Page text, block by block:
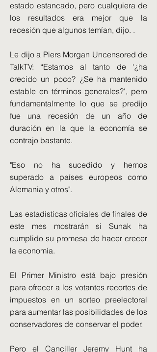
estado estancado, pero cualquiera de
los resultados era mejor que la
recesión que algunos temían, dijo. .
Le dijo a Piers Morgan Uncensored de
TalkTV: “Estamos al tanto de '¿ha
crecido un poco? ¿Se ha mantenido
estable en términos generales?', pero
fundamentalmente lo que se predijo
fue una recesión de un año de
duración en la que la economía se
contrajo bastante.
"Eso no ha sucedido y hemos
superado a países europeos como
Alemania y otros".
Las estadísticas oficiales de finales de
este mes mostrarán si Sunak ha
cumplido su promesa de hacer crecer
la economía.
El Primer Ministro está bajo presión
para ofrecer a los votantes recortes de
impuestos en un sorteo preelectoral
para aumentar las posibilidades de los
conservadores de conservar el poder.
Pero el Canciller Jeremy Hunt ha